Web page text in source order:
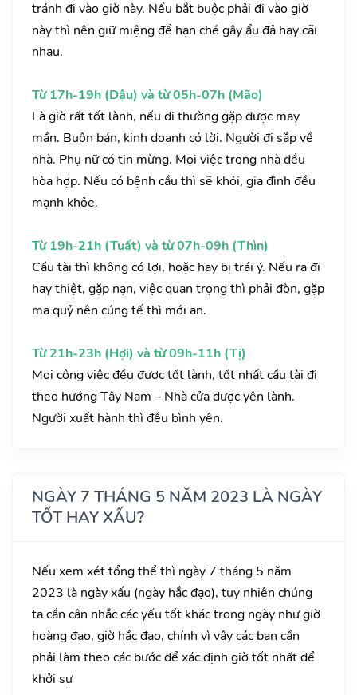
tránh đi vào giờ này. Nếu bắt buộc phải đi vào giờ
này thì nên giữ miệng để hạn ché gây ẩu đả hay cãi
nhau.
Từ 17h-19h (Dậu) và từ 05h-07h (Mão)
Là giờ rất tốt lành, nếu đi thường gặp được may
mắn. Buôn bán, kinh doanh có lời. Người đi sắp về
nhà. Phụ nữ có tin mừng. Mọi việc trong nhà đều
hòa hợp. Nếu có bệnh cầu thì sẽ khỏi, gia đình đều
mạnh khỏe.
Từ 19h-21h (Tuất) và từ 07h-09h (Thìn)
Cầu tài thì không có lợi, hoặc hay bị trái ý. Nếu ra đi
hay thiệt, gặp nạn, việc quan trọng thì phải đòn, gặp
ma quỷ nên cúng tế thì mới an.
Từ 21h-23h (Hợi) và từ 09h-11h (Tị)
Mọi công việc đều được tốt lành, tốt nhất cầu tài đi
theo hướng Tây Nam – Nhà cửa được yên lành.
Người xuất hành thì đều bình yên.
NGÀY 7 THÁNG 5 NĂM 2023 LÀ NGÀY
TỐT HAY XẤU?
Nếu xem xét tổng thể thì ngày 7 tháng 5 năm
2023 là ngày xấu (ngày hắc đạo), tuy nhiên chúng
ta cần cân nhắc các yếu tốt khác trong ngày như giờ
hoàng đạo, giờ hắc đạo, chính vì vậy các bạn cần
phải làm theo các bước để xác định giờ tốt nhất để
khởi sự